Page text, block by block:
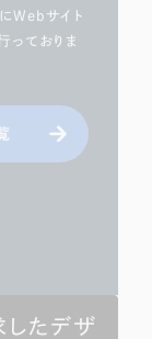
Webサイト
っておりま
したデザ